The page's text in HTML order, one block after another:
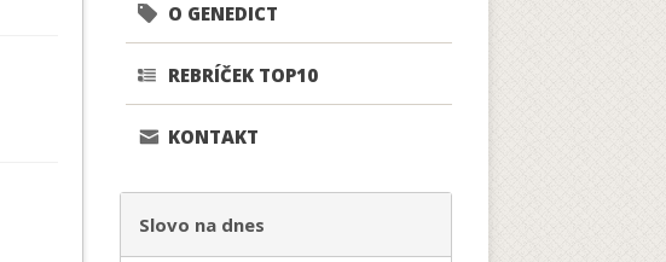
O GENEDICT
REBRÍČEK TOP10
KONTAKT
Slovo na dnes